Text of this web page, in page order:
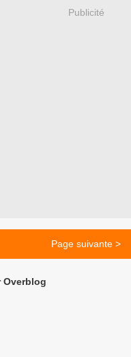
Publicité
Page suivante >
Overblog